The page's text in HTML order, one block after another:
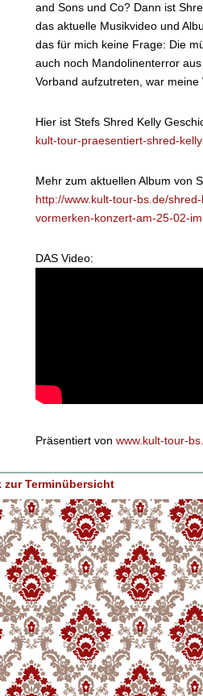
and Sons und Co? Dann ist
das aktuelle Musikvideo und
das für mich keine Frage: Die
auch noch Mandolinenterror
Vorband aufzutreten, war meine
Hier ist Stefs Shred Kelly
kult-tour-praesentiert-shred-
Mehr zum aktuellen Album von
http://www.kult-tour-bs.de/
vormerken-konzert-am-25-02-
DAS Video:
Präsentiert von www.kult-tour-
zur Terminübersicht